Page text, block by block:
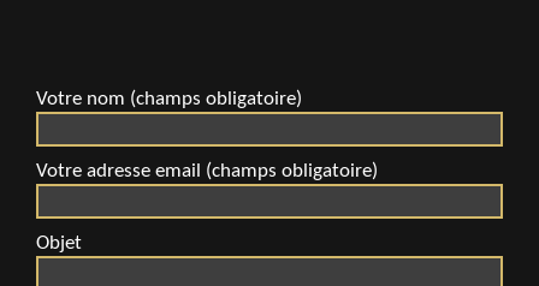
Votre nom (champs obligatoire)
Votre adresse email (champs obligatoire)
Objet